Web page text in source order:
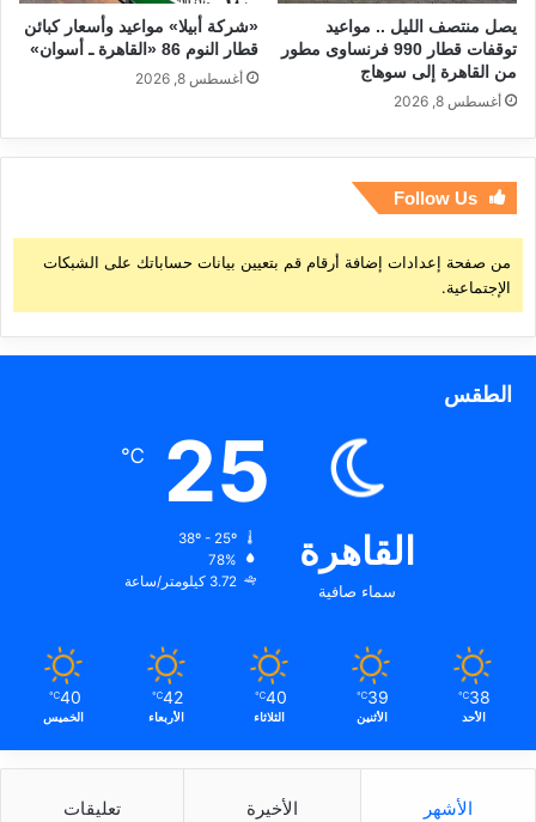
يصل منتصف الليل .. مواعيد
توقفات قطار 990 فرنساوى مطور
من القاهرة إلى سوهاج
أغسطس 8, 2026
«شركة أبيلا» مواعيد وأسعار كبائن
قطار النوم 86 «القاهرة ـ أسوان»
أغسطس 8, 2026
Follow Us
من صفحة إعدادات إضافة أرقام قم بتعيين بيانات حساباتك على الشبكات
الإجتماعية.
الطقس
القاهرة
سماء صافية
25
℃
78%
3.72 كيلومتر/ساعة
38
℃
الأحد
39
℃
الأثنين
40
℃
الثلاثاء
42
℃
الأربعاء
40
℃
الخميس
الأشهر الأخيرة تعليقات